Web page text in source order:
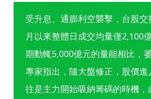
受升息、通膨利空襲擊，台股
月以來整體日成交均量僅2,100
期動輒5,000億元的量能相比，
專家指出，隨大盤修正，股價
往是主力開始吸納籌碼的時機